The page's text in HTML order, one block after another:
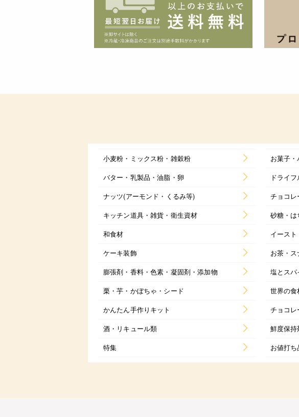
小麦粉・ミックス粉・雑穀粉 お菓子
バター・乳製品・油脂・卵
ドライ
ナッツ(アーモンド・くるみ等)
チョコ
キッチン道具・雑貨・衛生資材
砂糖・
和食材
イース
ケーキ装飾
お茶・ス
膨張剤・香料・色素・凝固剤・添加物
塩とスパ
栗・芋・かぼちゃ・シード
世界の食
かんたん手作りキット
チョコレ
酒・リキュール類
鮮度保
特集
お値打ち